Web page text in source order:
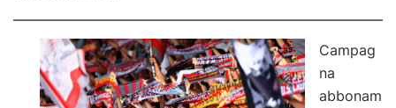
Campag
na
abbonam